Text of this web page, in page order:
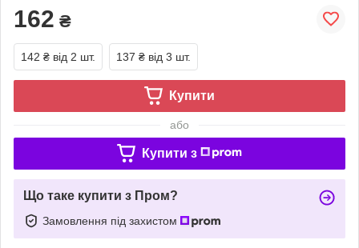
162 ₴
142 ₴ від 2 шт. 137 ₴ від 3 шт.
Купити
або
Купити з
Що таке купити з Пром?
Замовлення під захистом